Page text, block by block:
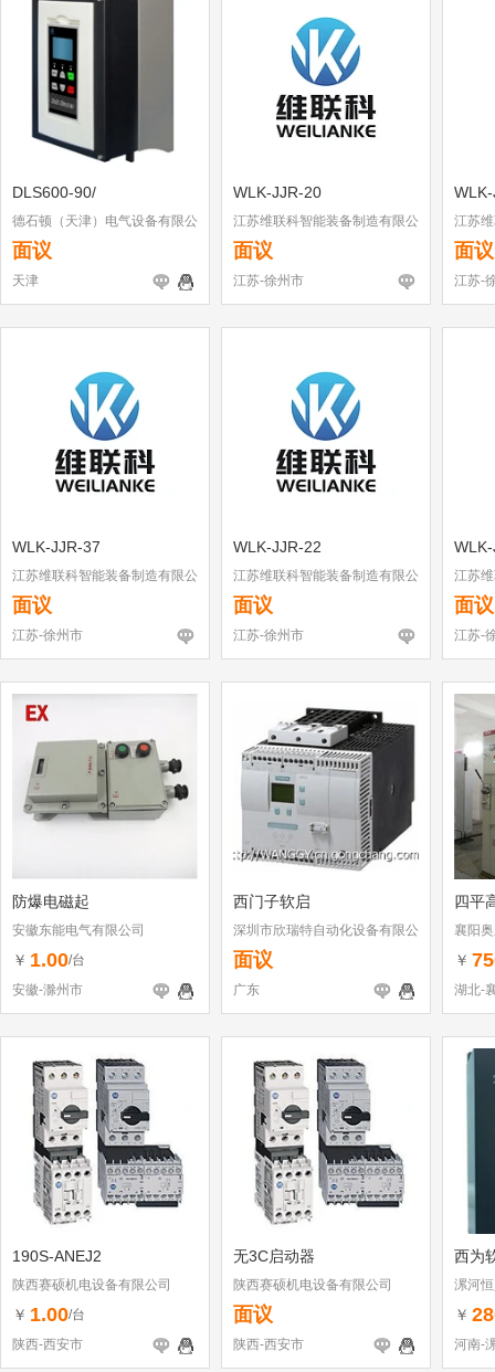
DLS600-90/
德石顿（天津）电气设备有限公
司
面议
天津
WLK-JJR-20
江苏维联科智能装备制造有限公
司
面议
江苏-徐州市
江苏
司
面议
江苏-
WLK-JJR-37
江苏维联科智能装备制造有限公
司
面议
江苏-徐州市
WLK-JJR-22
江苏维联科智能装备制造有限公
司
面议
江苏-徐州市
江苏
司
面议
江苏-
防爆电磁起
安徽东能电气有限公司
￥ 1.00/台
安徽-滁州市
西门子软启
深圳市欣瑞特自动化设备有限公
司
面议
广东
四平
襄阳
￥
湖北-
190S-ANEJ2
陕西赛硕机电设备有限公司
￥ 1.00/台
陕西-西安市
无3C启动器
陕西赛硕机电设备有限公司
面议
陕西-西安市
西为
漯河
￥
河南-